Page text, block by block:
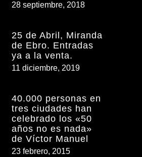
28 septiembre, 2018
25 de Abril, Miranda
de Ebro. Entradas
ya a la venta.
11 diciembre, 2019
40.000 personas en
tres ciudades han
celebrado los «50
años no es nada»
de Víctor Manuel
23 febrero, 2015